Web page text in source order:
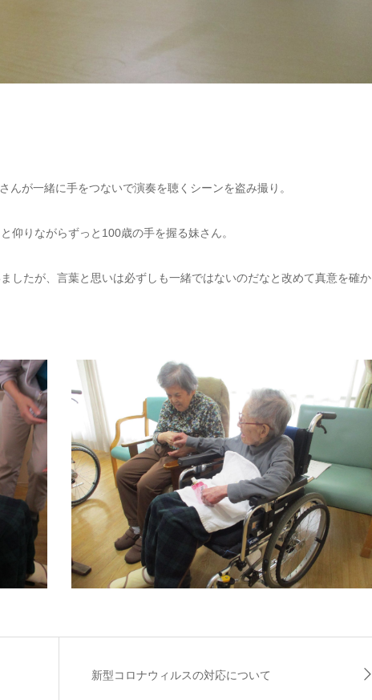
が一緒に手をつないで演奏を聴くシーンを盗み撮り。
仰りながらずっと100歳の手を握る妹さん。
したが、言葉と思いは必ずしも一緒ではないのだなと改めて真意を確か
新型コロナウィルスの対応について